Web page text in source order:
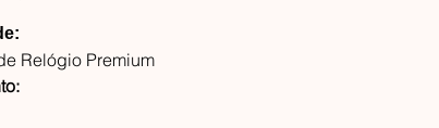
Relógio Premium